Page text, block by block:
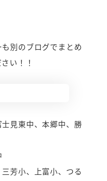
別のブログでまとめ
い！！
見東中、本郷中、勝
芳小、上富小、つる